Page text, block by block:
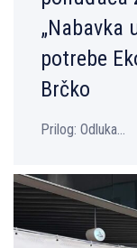
„Nabavka
potrebe
Brčko
Prilog: Odluka...